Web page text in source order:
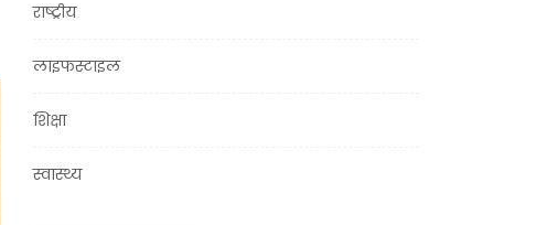
राष्ट्रीय
लाइफस्टाइल
शिक्षा
स्वास्थ्य